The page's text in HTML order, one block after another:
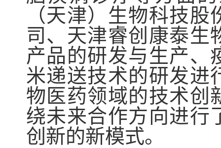
（天津）生物科技
司、天津睿创康泰生
产品的研发与生产、
米递送技术的研发进
物医药领域的技术创
绕未来合作方向进行
创新的新模式。